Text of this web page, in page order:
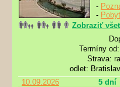
-
-
Zobraziť
Termíny
Strava:
odlet:
10.09.2026
5 dní